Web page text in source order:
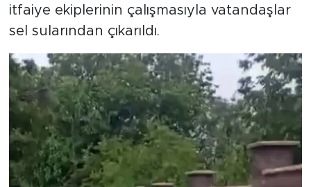
itfaiye ekiplerinin çalışmasıyla vatandaşlar
sel sularından çıkarıldı.